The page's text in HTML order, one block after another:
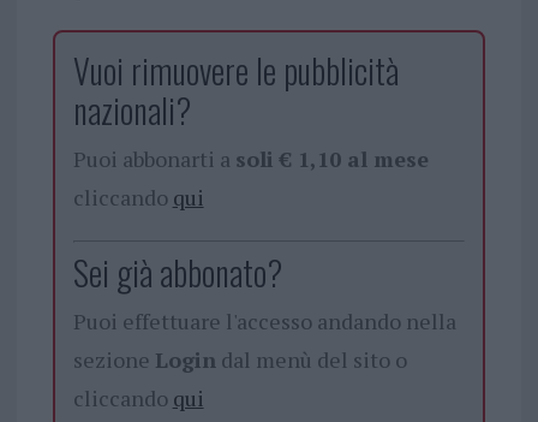
Vuoi rimuovere le pubblicità
nazionali?
Puoi abbonarti a soli € 1,10 al mese
cliccando qui
Sei già abbonato?
Puoi effettuare l'accesso andando nella
sezione Logindal menù del sito o
cliccando qui